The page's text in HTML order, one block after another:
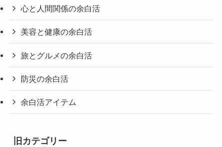
心と人間関係の余白活
美容と健康の余白活
旅とグルメの余白活
防災の余白活
余白活アイテム
旧カテゴリー